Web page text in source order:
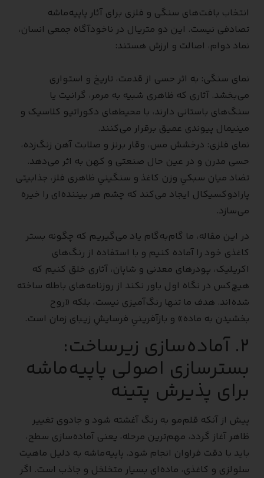
انتخاب بافت‌های سنگی و فلزی برای آثار پاپیه‌ماشه
تصادفی نیست. این دو متریال در ناخودآگاه جمعی انسان،
نماد دوام، اصالت و ارزش هستند:
نمای سنگی: به اثر حسی از قدمت، تاریخ و استواری
می‌بخشد. آثاری که ظاهری شبیه به مرمر، گرانیت یا
سنگ‌های باستانی دارند، با محیط‌های دکوراتیو کلاسیک و
مینیمال پیوندی عمیق برقرار می‌کنند.
نمای فلزی: درخشش مس، وقار برنز و صلابت آهن زنگ‌زده،
حسی مدرن و در عین حال صنعتی و کهن به اثر می‌دهد.
تضاد میان سبکیِ وزن کاغذ و سنگینیِ ظاهری فلز، جذابیتی
پارادوکسیکال ایجاد می‌کند که چشم هر بیننده‌ای را خیره
می‌سازد.
در این مقاله، ما گام‌به‌گام یاد می‌گیریم که چگونه بستر
کاغذی خود را آماده کنیم و با استفاده از رنگ‌های
اکریلیک، پودرهای معدنی و شاپان، آثاری خلق کنیم که
هیچ‌کس در نگاه اول باور نکند از روزنامه‌های باطله ساخته
شده‌اند. هدف ما تنها رنگ‌آمیزی نیست، بلکه «روح
بخشیدن به ماده» و بازآفرینیِ فرسایشِ زیبای زمان است.
۲. آماده‌سازی زیرساخت:
بسترسازی اصولی پاپیه‌ماشه
برای پذیرش پتینه
پیش از آنکه قلم‌مو به رنگ آغشته شود و جادوی تغییر
ظاهر آغاز گردد، مهم‌ترین مرحله، یعنی آماده‌سازی سطح،
باید با دقت فراوان انجام شود. پاپیه‌ماشه به دلیل ماهیت
سلولزی و کاغذی، ماده‌ای بسیار متخلخل و جاذب است. اگر